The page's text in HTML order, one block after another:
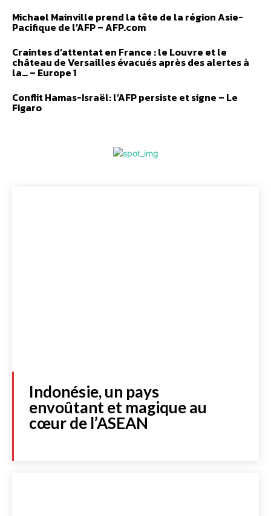
Michael Mainville prend la tête de la région Asie-
Pacifique de l’AFP – AFP.com
Craintes d’attentat en France : le Louvre et le
château de Versailles évacués après des alertes à
la… – Europe 1
Conflit Hamas-Israël: l’AFP persiste et signe – Le
Figaro
Indonésie, un pays
envoûtant et magique au
cœur de l’ASEAN